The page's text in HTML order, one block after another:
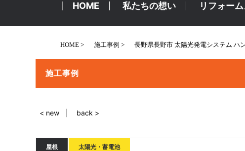
HOME 私たちの想い リフォー
HOME 施工事例 長野県長野市 太陽光発電システム
施工事例
< new back >
屋根 太陽光・蓄電池